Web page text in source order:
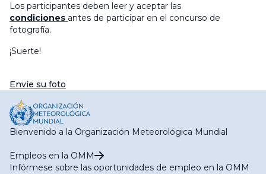
Los participantes deben leer y aceptar las
condiciones antes de participar en el concurso de
fotografía.
¡Suerte!
Envíe su foto
Bienvenido a la Organización Meteorológica Mundial
Empleos en la OMM
Infórmese sobre las oportunidades de empleo en la OMM